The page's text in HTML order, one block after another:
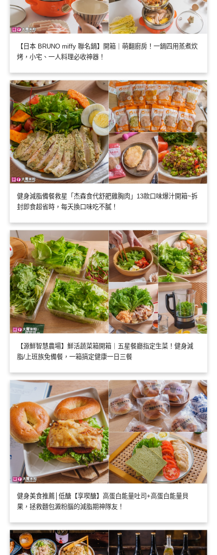
【日本 BRUNO miffy 聯名鍋】開箱｜萌翻廚房！一鍋四用蒸煮炊
烤，小宅、一人料理必收神器！
健身減脂備餐救星「杰森食代舒肥雞胸肉」13款口味爆汁開箱~拆
封即食超省時，每天換口味吃不膩！
【源鮮智慧農場】鮮活蔬菜箱開箱｜五星餐廳指定生菜！健身減
脂/上班族免備餐，一箱搞定健康一日三餐
健身美食推薦│低醣【享喫醣】高蛋白能量吐司+高蛋白能量貝
果，拯救麵包澱粉腦的減脂期神隊友！